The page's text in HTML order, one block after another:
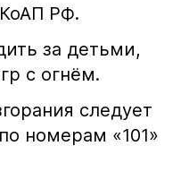
РФ.
за детьми,
с огнём.
следует
номерам «101»